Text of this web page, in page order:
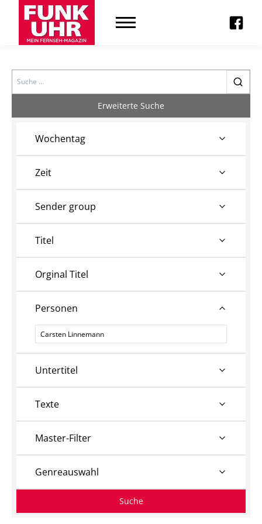
Search
Erweiterte Suche
Wochentag
Zeit
Sender group
Titel
Orginal Titel
Personen
Personen
Untertitel
Texte
Master-Filter
Genreauswahl
Suche